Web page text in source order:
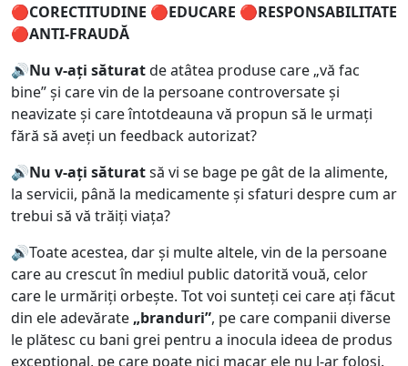
🔴CORECTITUDINE 🔴EDUCARE 🔴RESPONSABILITATE
🔴ANTI-FRAUDĂ
🔊Nu v-ați săturatde atâtea produse care „vă fac
bine” și care vin de la persoane controversate și
neavizate și care întotdeauna vă propun să le urmați
fără să aveți un feedback autorizat?
🔊Nu v-ați săturatsă vi se bage pe gât de la alimente,
la servicii, până la medicamente și sfaturi despre cum ar
trebui să vă trăiți viața?
🔊Toate acestea, dar și multe altele, vin de la persoane
care au crescut în mediul public datorită vouă, celor
care le urmăriți orbește. Tot voi sunteți cei care ați făcut
din ele adevărate „branduri”, pe care companii diverse
le plătesc cu bani grei pentru a inocula ideea de produs
excepțional, pe care poate nici macar ele nu l-ar folosi.